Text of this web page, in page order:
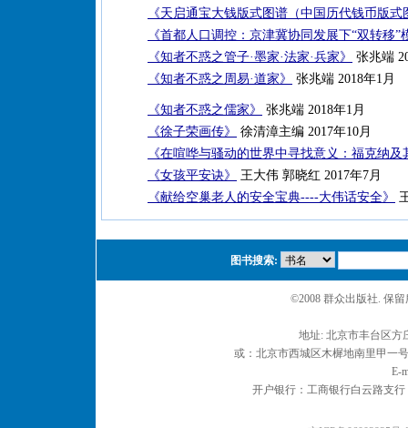
《天启通宝大钱版式图谱（中国历代钱币版式
《首都人口调控：京津冀协同发展下“双转移”
《知者不惑之管子·墨家·法家·兵家》
张兆端
《知者不惑之周易·道家》
张兆端 2018年1月
《知者不惑之儒家》
张兆端 2018年1月
《徐子荣画传》
徐清漳主编 2017年10月
《在喧哗与骚动的世界中寻找意义：福克纳及
《女孩平安诀》
王大伟 郭晓红 2017年7月
《献给空巢老人的安全宝典----大伟话安全》
图书搜索:
©2008 群众出版社. 保
地址: 北京市丰台区
或：北京市西城区木樨地南里甲一
E-
开户银行：工商银行白云路支